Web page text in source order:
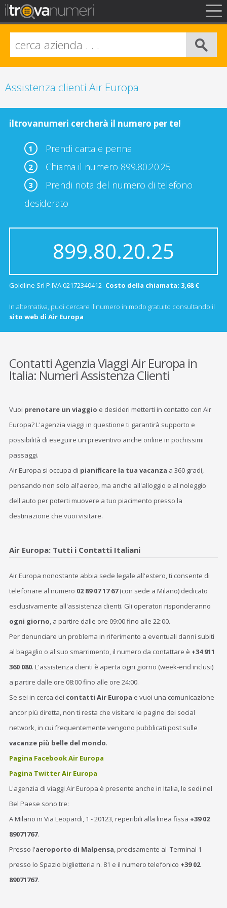
FAQ
Privacy
Info Legali
Assistenza clienti Air Europa
iltrovanumeri cercherà il numero per te!
1 Prendi carta e penna
2 Chiama il numero 899.80.20.25
3
Prendi nota del numero di telefono
desiderato
899.80.20.25
Goldline Srl P.IVA 02172340412- Costo della chiamata: 3,68 €
In alternativa, puoi cercare il numero in modo gratuito consultando il
sito web di Air Europa
Contatti Agenzia Viaggi Air Europa in
Italia: Numeri Assistenza Clienti
Vuoi prenotare un viaggio e desideri metterti in contatto con Air
Europa? L'agenzia viaggi in questione ti garantirà supporto e
possibilità di eseguire un preventivo anche online in pochissimi
passaggi.
Air Europa si occupa di pianificare la tua vacanza a 360 gradi,
pensando non solo all'aereo, ma anche all'alloggio e al noleggio
dell'auto per poterti muovere a tuo piacimento presso la
destinazione che vuoi visitare.
Air Europa: Tutti i Contatti Italiani
Air Europa nonostante abbia sede legale all'estero, ti consente di
telefonare al numero 02 89 07 17 67(con sede a Milano) dedicato
esclusivamente all'assistenza clienti. Gli operatori risponderanno
ogni giorno, a partire dalle ore 09:00 fino alle 22:00.
Per denunciare un problema in riferimento a eventuali danni subiti
al bagaglio o al suo smarrimento, il numero da contattare è +34 911
360 080. L'assistenza clienti è aperta ogni giorno (week-end inclusi)
a partire dalle ore 08:00 fino alle ore 24:00.
Se sei in cerca dei contatti Air Europa e vuoi una comunicazione
ancor più diretta, non ti resta che visitare le pagine dei social
network, in cui frequentemente vengono pubblicati post sulle
vacanze più belle del mondo.
Pagina Facebook Air Europa
Pagina Twitter Air Europa
L'agenzia di viaggi Air Europa è presente anche in Italia, le sedi nel
Bel Paese sono tre:
A Milano in Via Leopardi, 1 - 20123, reperibili alla linea fissa +39 02
89071767.
Presso l'aeroporto di Malpensa, precisamente al Terminal 1
presso lo Spazio biglietteria n. 81 e il numero telefonico +39 02
89071767.